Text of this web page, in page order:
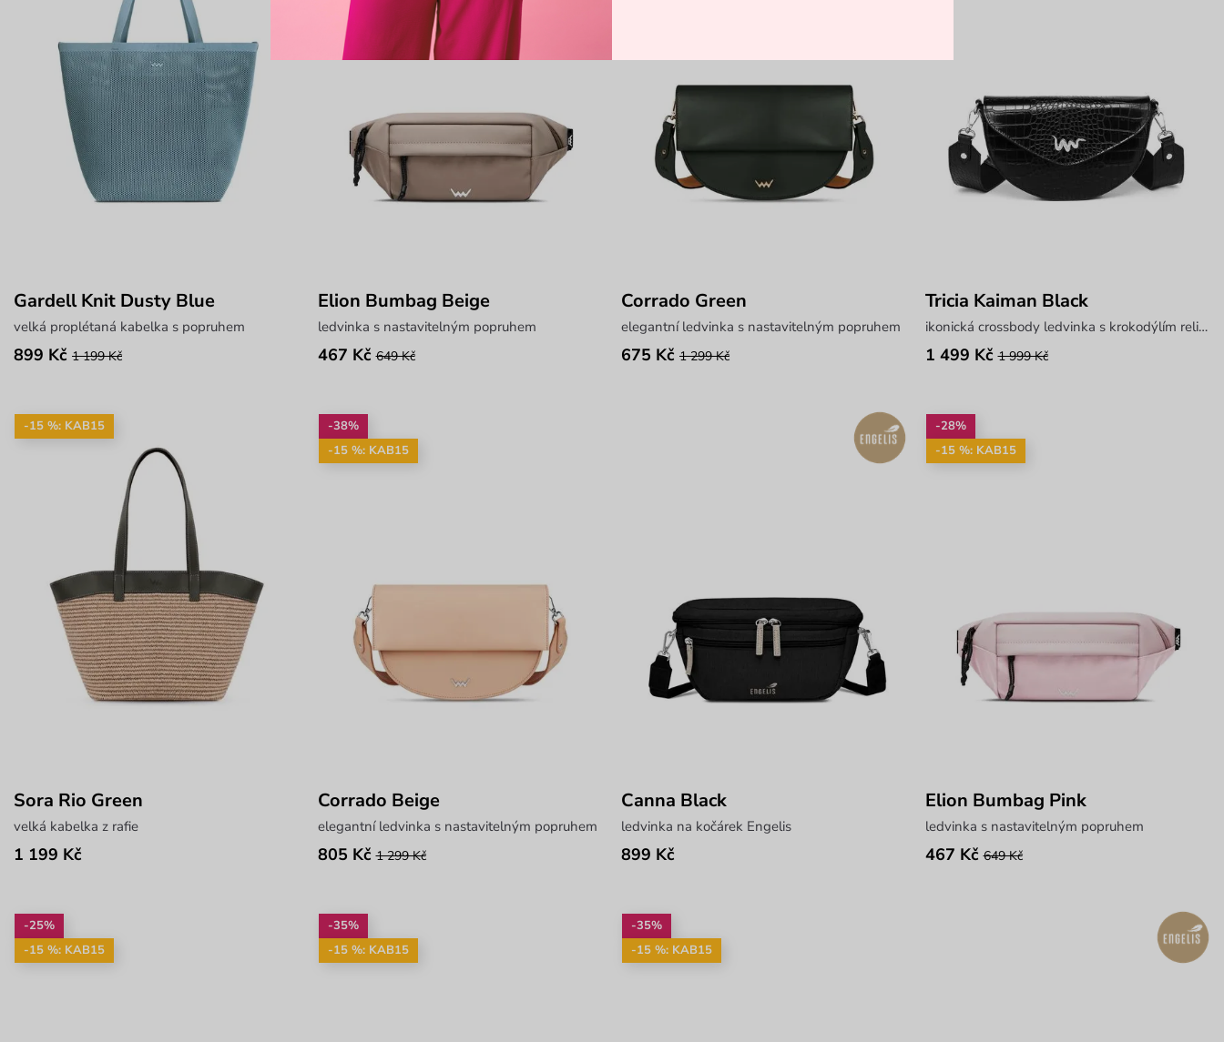
Gardell Knit Dusty Blue
velká proplétaná kabelka s popruhem
899 Kč 1 199 Kč
Elion Bumbag Beige
ledvinka s nastavitelným popruhem
467 Kč 649 Kč
Corrado Green
elegantní ledvinka s nastavitelným popruhem
675 Kč 1 299 Kč
Tricia Kaiman Black
ikonická crossbody ledvinka s krokodýlím reliéfem
1 499 Kč 1 999 Kč
-15 %: KAB15
Sora Rio Green
velká kabelka z rafie
1 199 Kč
-38%
-15 %: KAB15
Corrado Beige
elegantní ledvinka s nastavitelným popruhem
805 Kč 1 299 Kč
Canna Black
ledvinka na kočárek Engelis
899 Kč
-28%
-15 %: KAB15
Elion Bumbag Pink
ledvinka s nastavitelným popruhem
467 Kč 649 Kč
-25%
-15 %: KAB15
-35%
-15 %: KAB15
-35%
-15 %: KAB15